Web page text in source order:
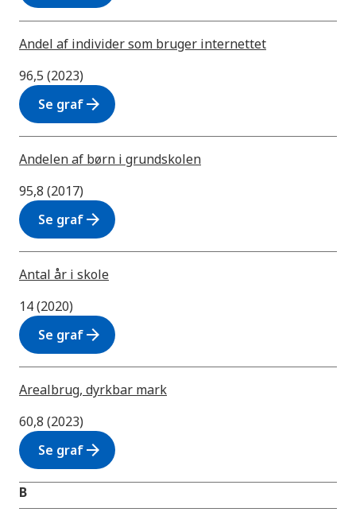
Andel af individer som bruger internettet
96,5 (2023)
Se grafarrow_forward
Andelen af børn i grundskolen
95,8 (2017)
Se grafarrow_forward
Antal år i skole
14 (2020)
Se grafarrow_forward
Arealbrug, dyrkbar mark
60,8 (2023)
Se grafarrow_forward
B